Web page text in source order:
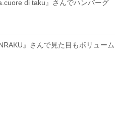
di taku』さんでハンバーグ
』さんで見た目もボリューム